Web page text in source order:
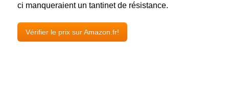
ci manqueraient un tantinet de résistance.
Vérifier le prix sur Amazon.fr!